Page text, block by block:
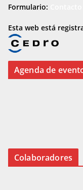
Formulario:
Esta web está
Agenda de
Colaboradores